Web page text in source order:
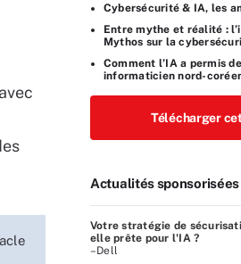
Cybersécurité & IA, les
Entre mythe et réalité :
Mythos sur la
Comment l’IA a permis
informaticien nord-
Télécharger
Actualités sponsorisées
Votre stratégie de
elle prête pour l'IA ?
–Dell